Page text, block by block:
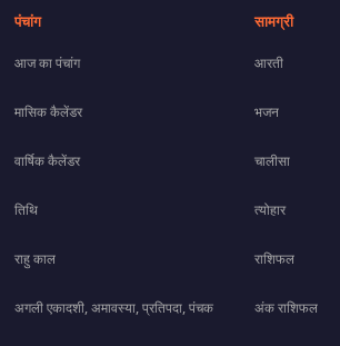
पंचांग
आज का पंचांग
मासिक कैलेंडर
वार्षिक कैलेंडर
तिथि
राहु काल
अगली एकादशी, अमावस्या, प्रतिपदा, पंचक
सामग्री
आरती
भजन
चालीसा
त्योहार
राशिफल
अंक राशिफल